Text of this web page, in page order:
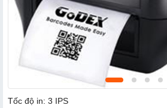
Tốc độ in: 3 IPS